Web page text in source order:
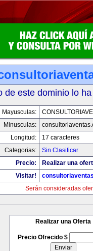
de este dominio lo
Mayusculas:
Minusculas:
Longitud:
17 caracteres
Categorias:
Sin Clasificar
Precio:
Realizar una
Visitar!
Serán consideradas
Realizar una Oferta
Precio Ofrecido $